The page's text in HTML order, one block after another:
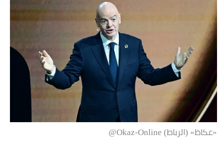
«عكاظ» (الرباط) Okaz-Online@